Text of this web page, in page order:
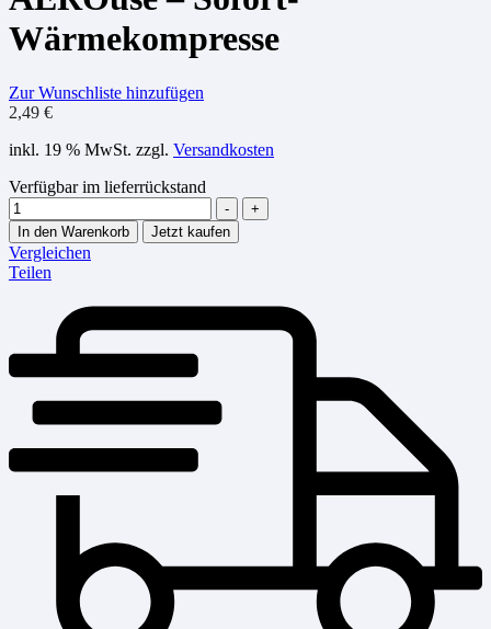
Wärmekompresse
Zur Wunschliste hinzufügen
2,49 €
inkl. 19 % MwSt. zzgl. Versandkosten
Verfügbar im lieferrückstand
Menge
-
+
In den Warenkorb
Jetzt kaufen
Vergleichen
Teilen